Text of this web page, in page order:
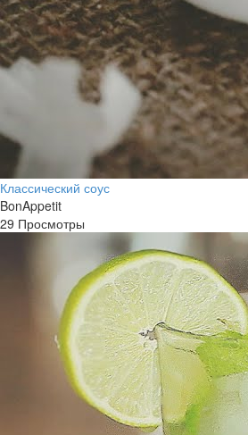
Классический соус
BonAppetit
29 Просмотры